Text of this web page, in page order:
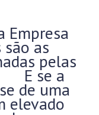
Empresa
as
pelas
E se a
de uma
elevado